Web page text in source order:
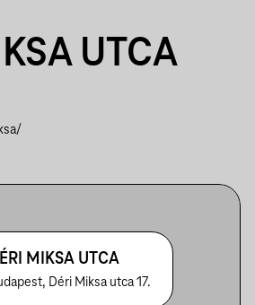
UTCA
MIKSA UTCA
Déri Miksa utca 17.